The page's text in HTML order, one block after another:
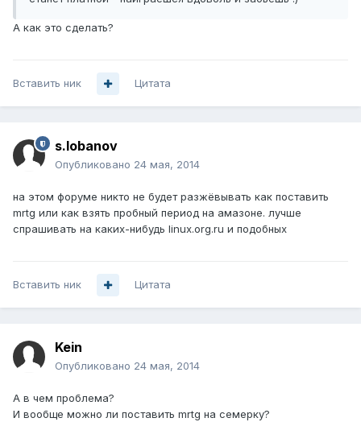
А как это сделать?
Вставить ник Цитата
s.lobanov
Опубликовано 24 мая, 2014
на этом форуме никто не будет разжёвывать как поставить
mrtg или как взять пробный период на амазоне. лучше
спрашивать на каких-нибудь linux.org.ru и подобных
Вставить ник Цитата
Kein
Опубликовано 24 мая, 2014
А в чем проблема?
И вообще можно ли поставить mrtg на семерку?